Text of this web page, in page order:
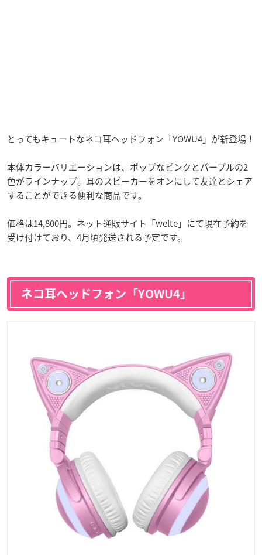
とってもキュートなネコ耳ヘッドフォン「YOWU4」が新登場！
本体カラーバリエーションは、ポップなピンクとパープルの2
色がラインナップ。耳のスピーカーをオンにして友達とシェア
することができる便利な商品です。
価格は14,800円。ネット通販サイト「welte」にて現在予約を
受け付けており、4月頃発送される予定です。
ネコ耳ヘッドフォン「YOWU4」